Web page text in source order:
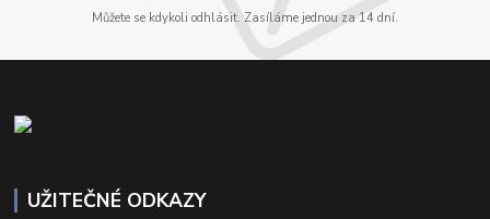
Můžete se kdykoli odhlásit. Zasíláme jednou za 14 dní.
UŽITEČNÉ ODKAZY